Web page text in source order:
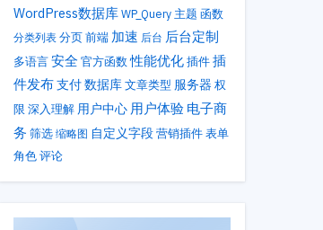
WordPress数据库 WP_Query 主题 函数
分类列表 分页 前端 加速 后台 后台定制
多语言 安全 官方函数性能优化 插件 插
件发布支付数据库 文章类型 服务器 权
限 深入理解 用户中心 用户体验 电子商
务 筛选 缩略图 自定义字段 营销插件 表单
角色 评论